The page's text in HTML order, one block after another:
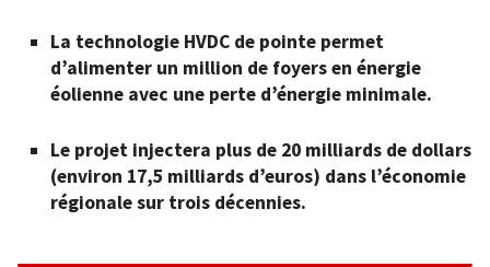
La technologie HVDC de pointe permet
d’alimenter un million de foyers en énergie
éolienne avec une perte d’énergie minimale.
Le projet injectera plus de 20 milliards de dollars
(environ 17,5 milliards d’euros) dans l’économie
régionale sur trois décennies.